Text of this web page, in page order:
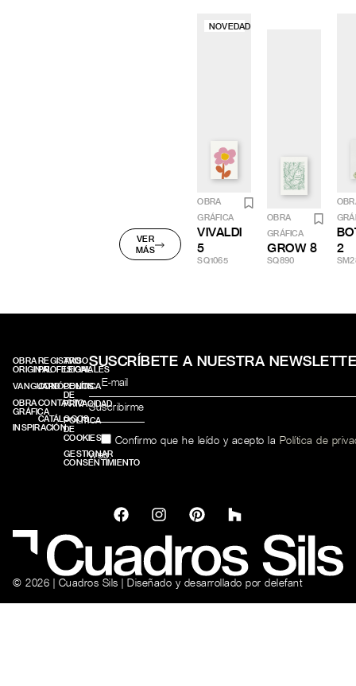
VER
MÁS
NOVEDAD
OBRA
GRÁFICA
VIVALDI
5
SQ1065
OBRA
GRÁFICA
GROW 8
SQ890
2
OBRA
ORIGINAL
VANGUARD
OBRA
GRÁFICA
INSPIRACIÓN
REGISTRO
PROFESIONALES
CONÓCENOS
CONTACTO
CATÁLOGOS
AVISO
LEGAL
POLÍTICA
DE
PRIVACIDAD
POLÍTICA
DE
COOKIES
GESTIONAR
CONSENTIMIENTO
SUSCRÍBETE A NUESTRA
Confirmo que he leído y acepto la Política de
web.
© 2026 | Cuadros Sils | Diseñado y desarrollado por delefant